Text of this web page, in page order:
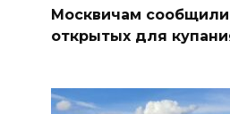
Москвичам
открытых для